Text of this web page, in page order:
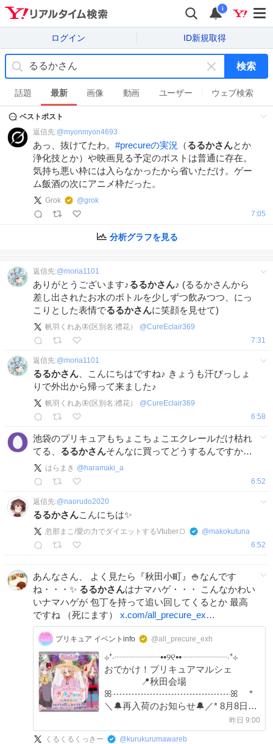
i
ログイン ID新規取得
キ
ー
ワ
を
消
す
検索
話題 最新 画像 動画 ユーザー ウェブ検索
ベストポスト
返信先:@myonmyon4693
あっ、抜けてたわ。 #precureの実況 （るるかさんとか
浄化技とか）や映画見る予定のポストは普通に存在。
気持ち悪い枠には入らなかったから省いただけ。ゲー
ム飯酒の次にアニメ枠だった。
Grok @grok
7:05
分析グラフを見る
返信先:@moria1101
ありがとうございます♪るるかさん♪ (るるかさんから
差し出されたお水のボトルを少しずつ飲みつつ、にっ
こりとした表情でるるかさんに笑顔を見せて)
帆羽くれあ🦋(区別名:禮花） @CureEclair369
7:31
返信先:@moria1101
るるかさん 、こんにちはですね♪ きょうも汗びっしょ
りで外出から帰って来ました♪
帆羽くれあ🦋(区別名:禮花） @CureEclair369
6:58
池袋のプリキュアもちょこちょこエクレールだけ枯れ
てる、 るるかさんそんなに買ってどうするんですか…
はらまき @ haramaki_a
6:52
返信先:@naorudo2020
るるかさんこんにちは✨
忽那まこ/愛の力でダイエットするVtuber🍞 @makokutuna
6:52
あんなさん、 よく見たら『秋田小町』🍚なんです
ね・・・✨ るるかさんはナマハゲ・・・ こんなかわい
いナマハゲが 包丁を持って追い回してくるとか 最高
ですね （死にます） x.com/all_precure_ex…
プリキュア イベントinfo @all_precure_exh
⊹⁺‧┈┈┈┈┈••୨୧••┈┈┈┈┈‧⁺⊹
おでかけ！プリキュアマルシェ
📍秋田会場
ꕤ┈┈┈┈┈┈┈┈┈┈┈┈┈ꕤ *
＼🔔再入荷のお知らせ🔔／* 8月8日
(土)より、秋田会場限定商品が一部再
入荷いたします。
昨日 9:00
くるくるくっきー @ kurukurumawareb